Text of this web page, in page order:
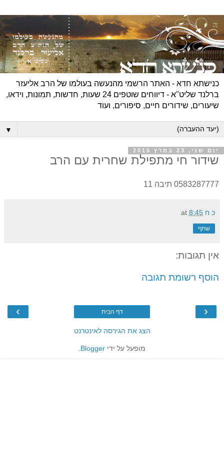
כנישתא חדא - האתר הרשמי מהנעשה בעולמו של הרב אליעזר
ברלנד שליט"א - דיווחים שוטפים 24 שעות, חדשות, תמונות, וידאו,
שיעורים, שידורים חיים, סיפורים, ועוד
▼
יום שני, 23 במרץ 2015
שידור חי מתפילת שחרית עם הרב
0583287777 תיבה 11
כ ח at 8:45
שתף
אין תגובות:
הוסף רשומת תגובה
‹
› דף הבית
הצג את הגירסה לאינטרנט
מופעל על ידי Blogger
.